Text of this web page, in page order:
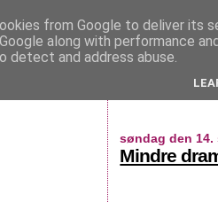
søndag den 14.
Mindre
from Google to deliver its
along with performance
detect and address abuse.